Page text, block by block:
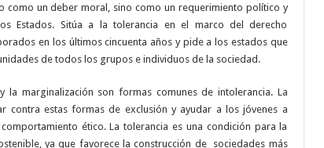
como un deber moral, sino como un requerimiento político y
Estados. Sitúa a la tolerancia en el marco del derecho
en los últimos cincuenta años y pide a los estados que
de todos los grupos e individuos de la sociedad.
la marginalización son formas comunes de intolerancia. La
contra estas formas de exclusión y ayudar a los jóvenes a
ético. La tolerancia es una condición para la
ya que favorece la construcción de
sociedades más